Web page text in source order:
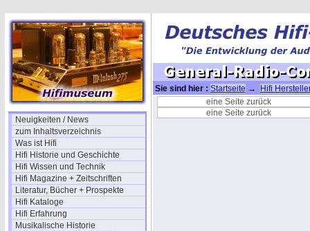
Neuigkeiten / News
zum Inhaltsverzeichnis
Was ist Hifi
Hifi Historie und Geschichte
Hifi Wissen und Technik
Hifi Magazine + Zeitschriften
Literatur, Bücher + Prospekte
Hifi Kataloge
Hifi Erfahrung
Musikalische Historie
Sie sind hier : Startseite →
Hifi
Radio-Company-1948/02
eine Seite zurück
eine Seite zurück